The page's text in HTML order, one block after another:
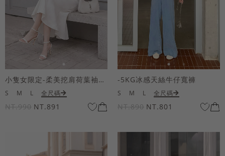
小隻女限定-柔美挖肩荷葉袖魚尾長洋裝
S M L 全尺碼
NT.990 NT.891
-5KG冰感天絲牛仔寬褲
S M L 全尺碼
NT.890 NT.801